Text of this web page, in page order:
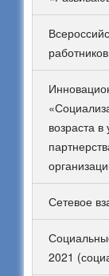
возраста
Сетевое
2021